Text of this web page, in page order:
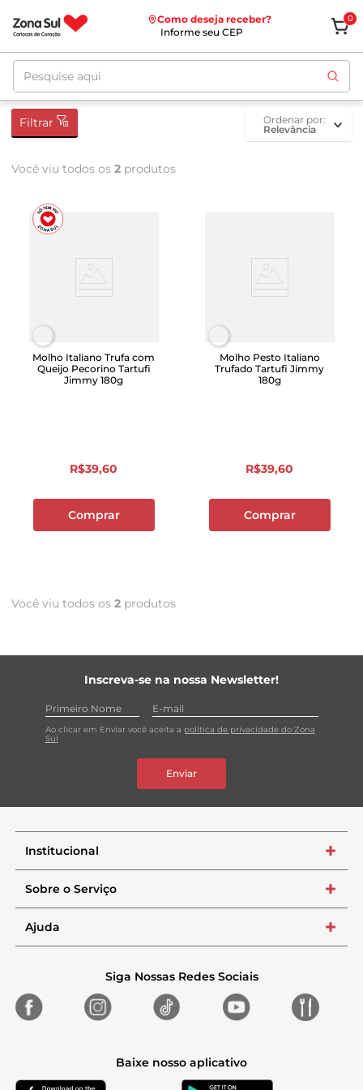
Como deseja receber?
Informe seu CEP
0
Pesquise aqui
Filtrar
ordenar por
Relevância
Você viu todos os 2 produtos
Molho Italiano Trufa com
Queijo Pecorino Tartufi
Jimmy 180g
R$39,60
Comprar
Molho Pesto Italiano
Trufado Tartufi Jimmy
180g
R$39,60
Comprar
Você viu todos os 2 produtos
Inscreva-se na nossa Newsletter!
Ao clicar em Enviar você aceita a política de privacidade do Zona
Sul
Enviar
Institucional +
Sobre o Serviço +
Ajuda +
Siga Nossas Redes Sociais
Baixe nosso aplicativo